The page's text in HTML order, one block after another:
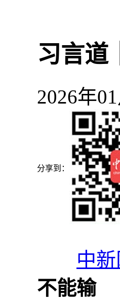
习言道
2026年
分享到：
中新
不能输